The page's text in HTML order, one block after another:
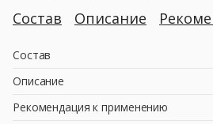
Состав Описание
Состав
Описание
Рекомендация к применению